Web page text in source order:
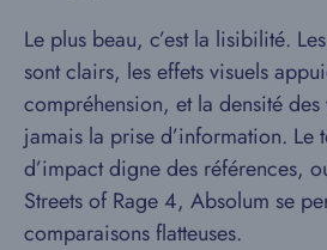
Le plus beau, c’est la lisibilité.
sont clairs, les effets visuels
compréhension, et la densité des
jamais la prise d’information. Le
d’impact digne des références,
Streets of Rage 4, Absolum se
comparaisons flatteuses.